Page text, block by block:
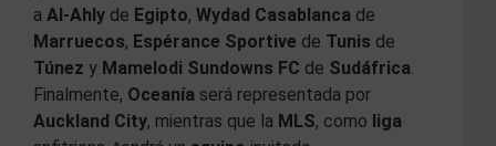
a Al-Ahly de Egipto, Wydad Casablanca de
Marruecos, Espérance Sportive de Tunis de
Túnez y Mamelodi Sundowns FC de Sudáfrica.
Finalmente, Oceanía será representada por
Auckland City, mientras que la MLS, como liga